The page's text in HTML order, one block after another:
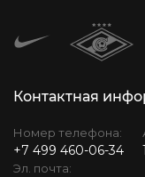
Контактная
Номер телефона:
+7 499 460-06-34
Эл. почта: